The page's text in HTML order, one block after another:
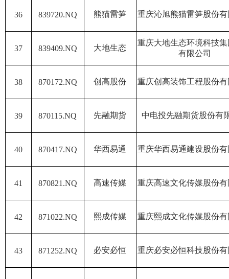
36 839720.NQ 熊猫雷笋 重庆沁旭熊猫雷笋股份
37 839409.NQ 大地生态
重庆大地生态环境科技
有限公司
38 870172.NQ 创高股份 重庆创高装饰工程股份
39 870115.NQ 先融期货 中电投先融期货股份有
40 870417.NQ 华西易通 重庆华西易通建设股份
41 870821.NQ 高速传媒 重庆高速文化传媒股份
42 871022.NQ 熙成传媒 重庆熙成文化传媒股份
43 871252.NQ 必安必恒 重庆必安必恒科技股份